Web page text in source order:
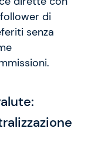
di
senza